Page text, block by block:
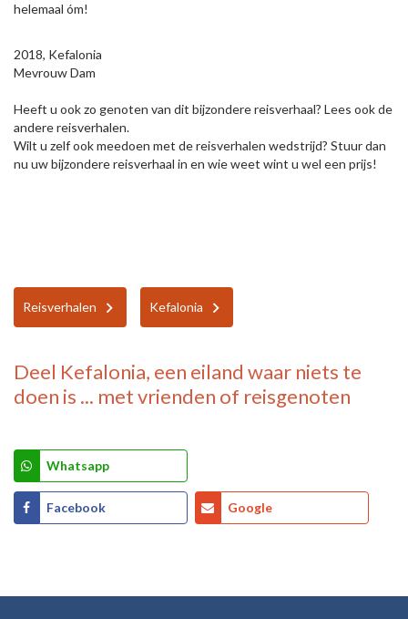
helemaal óm!
2018, Kefalonia
Mevrouw Dam
Heeft u ook zo genoten van dit bijzondere reisverhaal? Lees ook de
andere reisverhalen.
Wilt u zelf ook meedoen met de reisverhalen wedstrijd? Stuur dan
nu uw bijzondere reisverhaal in en wie weet wint u wel een prijs!
Reisverhalen Kefalonia
Deel Kefalonia, een eiland waar niets te
doen is ... met vrienden of reisgenoten
Whatsapp
Facebook Google